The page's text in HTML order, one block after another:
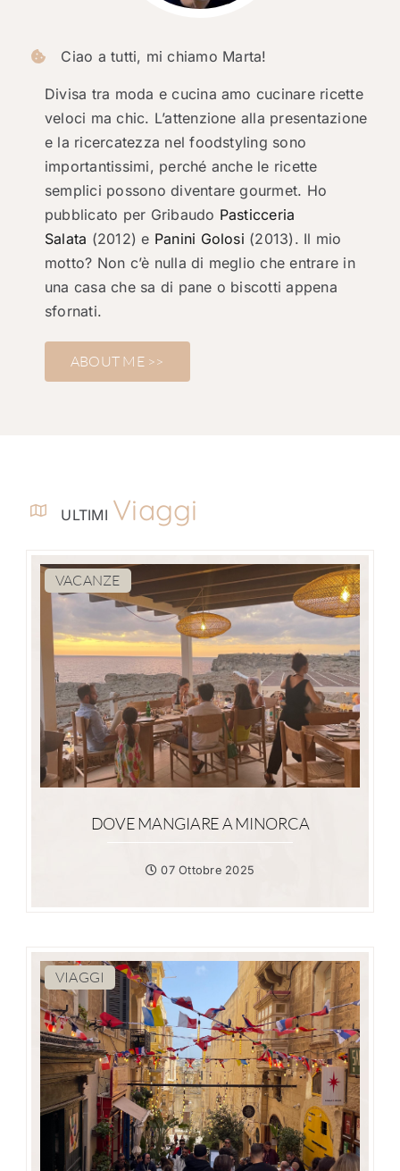
Ciao a tutti, mi chiamo Marta!
Divisa tra moda e cucina amo cucinare ricette
veloci ma chic. L’attenzione alla presentazione
e la ricercatezza nel foodstyling sono
importantissimi, perché anche le ricette
semplici possono diventare gourmet. Ho
pubblicato per Gribaudo Pasticceria
Salata (2012) e Panini Golosi (2013). Il mio
motto? Non c’è nulla di meglio che entrare in
una casa che sa di pane o biscotti appena
sfornati.
ABOUT ME >>
ULTIMI Viaggi
VACANZE
DOVE MANGIARE A MINORCA
07 Ottobre 2025
VIAGGI